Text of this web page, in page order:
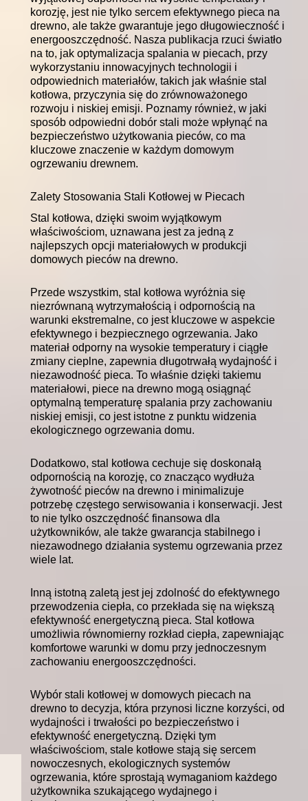
korozję, jest nie tylko sercem efektywnego pieca na
drewno, ale także gwarantuje jego długowieczność i
energooszczędność. Nasza publikacja rzuci światło
na to, jak optymalizacja spalania w piecach, przy
wykorzystaniu innowacyjnych technologii i
odpowiednich materiałów, takich jak właśnie stal
kotłowa, przyczynia się do zrównoważonego
rozwoju i niskiej emisji. Poznamy również, w jaki
sposób odpowiedni dobór stali może wpłynąć na
bezpieczeństwo użytkowania pieców, co ma
kluczowe znaczenie w każdym domowym
ogrzewaniu drewnem.
Zalety Stosowania Stali Kotłowej w Piecach
Stal kotłowa, dzięki swoim wyjątkowym
właściwościom, uznawana jest za jedną z
najlepszych opcji materiałowych w produkcji
domowych pieców na drewno.
Przede wszystkim, stal kotłowa wyróżnia się
niezrównaną wytrzymałością i odpornością na
warunki ekstremalne, co jest kluczowe w aspekcie
efektywnego i bezpiecznego ogrzewania. Jako
materiał odporny na wysokie temperatury i ciągłe
zmiany cieplne, zapewnia długotrwałą wydajność i
niezawodność pieca. To właśnie dzięki takiemu
materiałowi, piece na drewno mogą osiągnąć
optymalną temperaturę spalania przy zachowaniu
niskiej emisji, co jest istotne z punktu widzenia
ekologicznego ogrzewania domu.
Dodatkowo, stal kotłowa cechuje się doskonałą
odpornością na korozję, co znacząco wydłuża
żywotność pieców na drewno i minimalizuje
potrzebę częstego serwisowania i konserwacji. Jest
to nie tylko oszczędność finansowa dla
użytkowników, ale także gwarancja stabilnego i
niezawodnego działania systemu ogrzewania przez
wiele lat.
Inną istotną zaletą jest jej zdolność do efektywnego
przewodzenia ciepła, co przekłada się na większą
efektywność energetyczną pieca. Stal kotłowa
umożliwia równomierny rozkład ciepła, zapewniając
komfortowe warunki w domu przy jednoczesnym
zachowaniu energooszczędności.
Wybór stali kotłowej w domowych piecach na
drewno to decyzja, która przynosi liczne korzyści, od
wydajności i trwałości po bezpieczeństwo i
efektywność energetyczną. Dzięki tym
właściwościom, stale kotłowe stają się sercem
nowoczesnych, ekologicznych systemów
ogrzewania, które sprostają wymaganiom każdego
użytkownika szukającego wydajnego i